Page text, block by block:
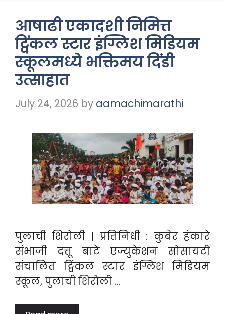
आषाढी एकादशी निमित्त
ट्विंकल स्टार इंग्लिश मिडियम
स्कूलमध्ये भक्तिमय दिंडी
उत्साहात
July 24, 2026 by aamachimarathi
पुलाची शिरोली | प्रतिनिधी : कुबेर हंकारे
संभाजी दत्तू बाटे एज्युकेशन सोसायटी
संचालित ट्विंकल स्टार इंग्लिश मिडियम
स्कूल, पुलाची शिरोली …